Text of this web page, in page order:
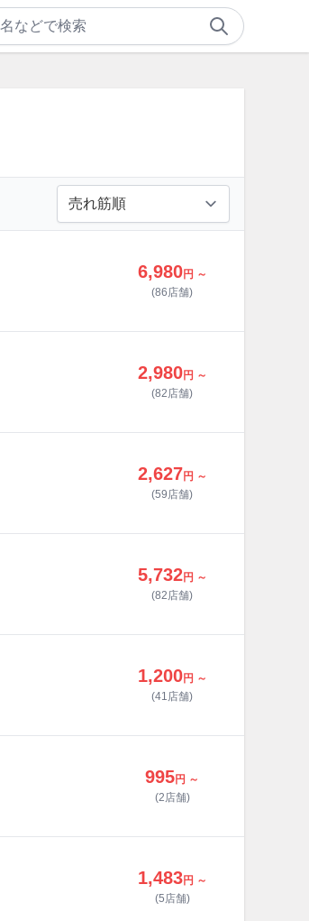
6,980円 ～
(86店舗)
2,980円 ～
(82店舗)
2,627円 ～
(59店舗)
5,732円 ～
(82店舗)
1,200円 ～
(41店舗)
995円 ～
(2店舗)
1,483円 ～
(5店舗)